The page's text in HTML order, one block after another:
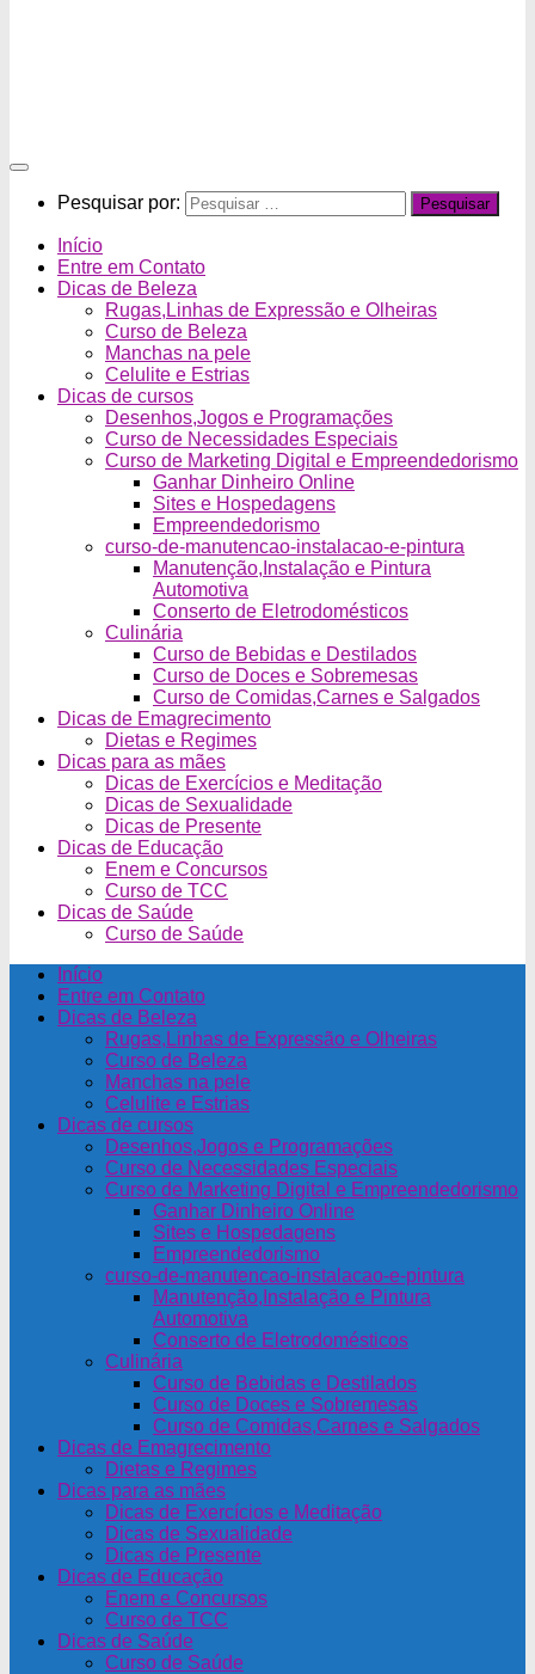
Pesquisar por:
Início
Entre em Contato
Dicas de Beleza
Rugas,Linhas de Expressão e Olheiras
Curso de Beleza
Manchas na pele
Celulite e Estrias
Dicas de cursos
Desenhos,Jogos e Programações
Curso de Necessidades Especiais
Curso de Marketing Digital e Empreendedorismo
Ganhar Dinheiro Online
Sites e Hospedagens
Empreendedorismo
curso-de-manutencao-instalacao-e-pintura
Manutenção,Instalação e Pintura
Automotiva
Conserto de Eletrodomésticos
Culinária
Curso de Bebidas e Destilados
Curso de Doces e Sobremesas
Curso de Comidas,Carnes e Salgados
Dicas de Emagrecimento
Dietas e Regimes
Dicas para as mães
Dicas de Exercícios e Meditação
Dicas de Sexualidade
Dicas de Presente
Dicas de Educação
Enem e Concursos
Curso de TCC
Dicas de Saúde
Curso de Saúde
Início
Entre em Contato
Dicas de Beleza
Rugas,Linhas de Expressão e Olheiras
Curso de Beleza
Manchas na pele
Celulite e Estrias
Dicas de cursos
Desenhos,Jogos e Programações
Curso de Necessidades Especiais
Curso de Marketing Digital e Empreendedorismo
Ganhar Dinheiro Online
Sites e Hospedagens
Empreendedorismo
curso-de-manutencao-instalacao-e-pintura
Manutenção,Instalação e Pintura
Automotiva
Conserto de Eletrodomésticos
Culinária
Curso de Bebidas e Destilados
Curso de Doces e Sobremesas
Curso de Comidas,Carnes e Salgados
Dicas de Emagrecimento
Dietas e Regimes
Dicas para as mães
Dicas de Exercícios e Meditação
Dicas de Sexualidade
Dicas de Presente
Dicas de Educação
Enem e Concursos
Curso de TCC
Dicas de Saúde
Curso de Saúde